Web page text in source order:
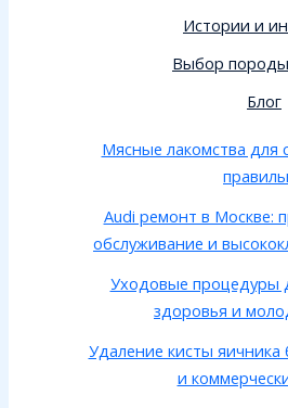
Истории и
Выбор
Блог
Мясные лакомства для
Audi ремонт в Москве:
обслуживание и
Уходовые процедуры
здоровья и
Удаление кисты
и